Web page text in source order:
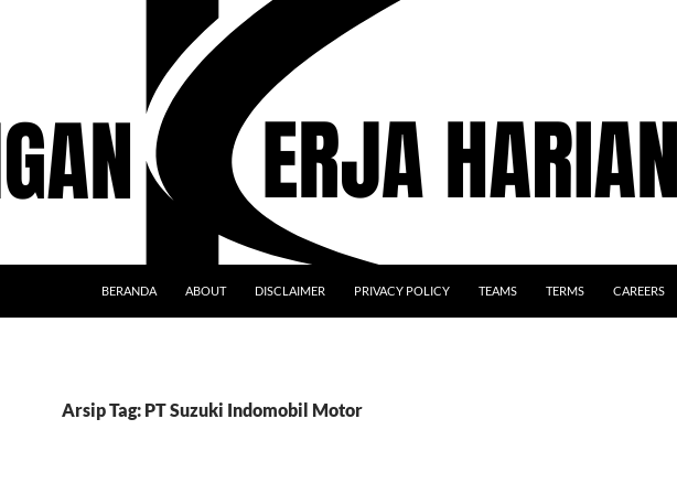
BERANDA ABOUT DISCLAIMER PRIVACY POLICY TEAMS TERMS CAREERS
Arsip Tag: PT Suzuki Indomobil Motor